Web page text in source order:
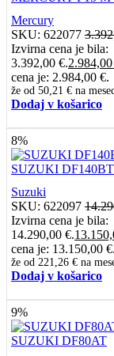
Mercury
SKU: 622077
Izvirna cena je bila:
3.392,00 €.2.984,00
cena je: 2.984,00 €.
že od 50,21 € na
Dodaj v košarico
8%
SUZUKI DF140BT
Suzuki
SKU: 622097
Izvirna cena je bila:
14.290,00 €.
cena je: 13.150,00 €.
že od 221,26 € na
Dodaj v košarico
9%
SUZUKI DF80AT